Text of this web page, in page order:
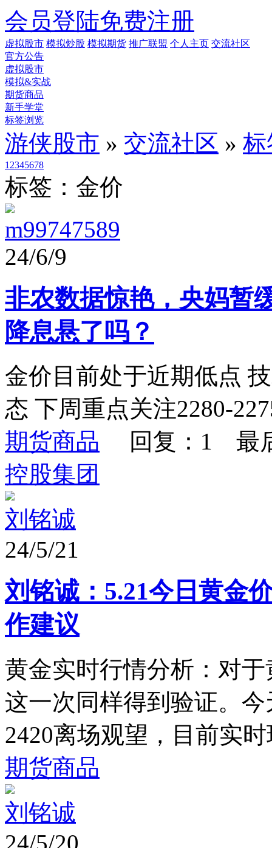
会员登陆免费注册
虚拟股市 模拟炒股 模拟期货 推广联盟 个人主页 交流社区
官方公告
虚拟股市
模拟&实战
期货商品
新手学堂
标签浏览
游侠股市 » 交流社区 » 标
1 2345678
标签：金价
m99747589
24/6/9
非农数据惊艳，央妈暂
降息悬了吗？
金价目前处于近期低点
态 下周重点关注2280-
期货商品 回复：1 最
控股集团
刘铭诚
24/5/21
刘铭诚：5.21今日黄金
作建议
黄金实时行情分析：对
这一次同样得到验证。
2420离场观望，目前实
期货商品
刘铭诚
24/5/20